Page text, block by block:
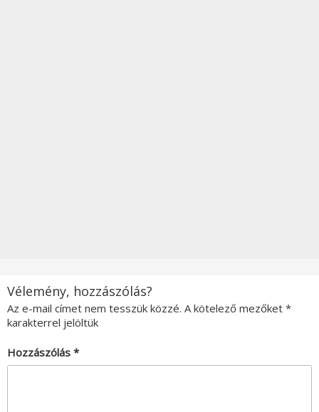
Vélemény, hozzászólás?
Az e-mail címet nem tesszük közzé. A kötelező mezőket *
karakterrel jelöltük
Hozzászólás *